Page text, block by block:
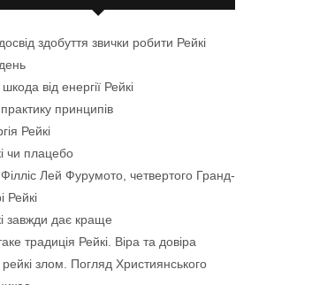
здобуття звички робити Рейкі
від енергії Рейкі
принципів
Рейкі
чи плацебо
Лей Фурумото, четвертого Гранд-
Рейкі
завжди дає краще
традиція Рейкі. Віра та довіра
злом. Погляд Християнського